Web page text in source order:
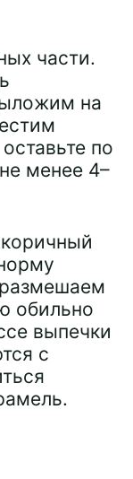
части.
на
по
менее 4–
обильно
выпечки
с